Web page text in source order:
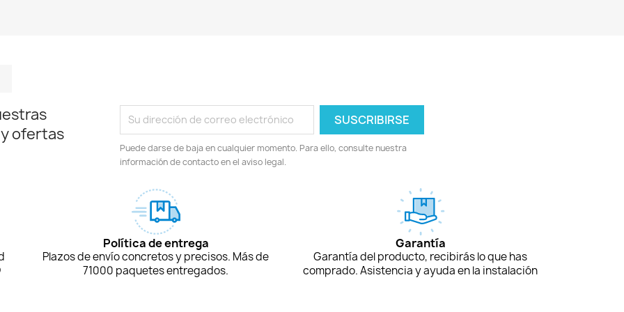
ofertas
Puede darse de baja en cualquier momento. Para ello, consulte nuestra
información de contacto en el aviso legal.
Política de entrega
Plazos de envío concretos y precisos. Más de
71000 paquetes entregados.
Garantía
Garantía del producto, recibirás lo que has
comprado. Asistencia y ayuda en la instalación